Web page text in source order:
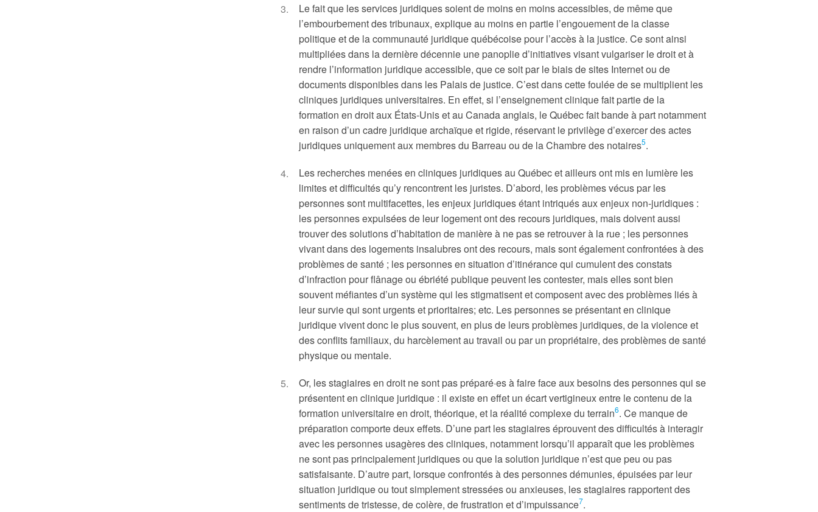
Le fait que les services juridiques soient de moins en moins accessibles, de même que
l’embourbement des tribunaux, explique au moins en partie l’engouement de la classe
politique et de la communauté juridique québécoise pour l’accès à la justice. Ce sont ainsi
multipliées dans la dernière décennie une panoplie d’initiatives visant vulgariser le droit et à
rendre l’information juridique accessible, que ce soit par le biais de sites Internet ou de
documents disponibles dans les Palais de justice. C’est dans cette foulée de se multiplient les
cliniques juridiques universitaires. En effet, si l’enseignement clinique fait partie de la
formation en droit aux États-Unis et au Canada anglais, le Québec fait bande à part notamment
en raison d’un cadre juridique archaïque et rigide, réservant le privilège d’exercer des actes
juridiques uniquement aux membres du Barreau ou de la Chambre des notaires5.
Les recherches menées en cliniques juridiques au Québec et ailleurs ont mis en lumière les
limites et difficultés qu’y rencontrent les juristes. D’abord, les problèmes vécus par les
personnes sont multifacettes, les enjeux juridiques étant intriqués aux enjeux non-juridiques :
les personnes expulsées de leur logement ont des recours juridiques, mais doivent aussi
trouver des solutions d’habitation de manière à ne pas se retrouver à la rue ; les personnes
vivant dans des logements insalubres ont des recours, mais sont également confrontées à des
problèmes de santé ; les personnes en situation d’itinérance qui cumulent des constats
d’infraction pour flânage ou ébriété publique peuvent les contester, mais elles sont bien
souvent méfiantes d’un système qui les stigmatisent et composent avec des problèmes liés à
leur survie qui sont urgents et prioritaires; etc. Les personnes se présentant en clinique
juridique vivent donc le plus souvent, en plus de leurs problèmes juridiques, de la violence et
des conflits familiaux, du harcèlement au travail ou par un propriétaire, des problèmes de santé
physique ou mentale.
Or, les stagiaires en droit ne sont pas préparé·es à faire face aux besoins des personnes qui se
présentent en clinique juridique : il existe en effet un écart vertigineux entre le contenu de la
formation universitaire en droit, théorique, et la réalité complexe du terrain6. Ce manque de
préparation comporte deux effets. D’une part les stagiaires éprouvent des difficultés à interagir
avec les personnes usagères des cliniques, notamment lorsqu’il apparaît que les problèmes
ne sont pas principalement juridiques ou que la solution juridique n’est que peu ou pas
satisfaisante. D’autre part, lorsque confrontés à des personnes démunies, épuisées par leur
situation juridique ou tout simplement stressées ou anxieuses, les stagiaires rapportent des
sentiments de tristesse, de colère, de frustration et d’impuissance7.